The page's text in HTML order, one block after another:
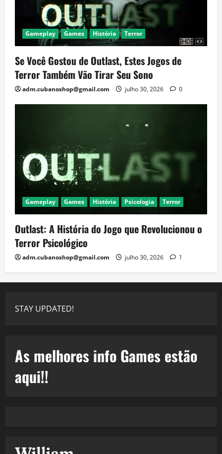
Gameplay Games História Terror
Se Você Gostou de Outlast, Estes Jogos de
Terror Também Vão Tirar Seu Sono
adm.cubanoshop@gmail.com julho 30, 2026 0
Gameplay Games História Psicologia Terror
Outlast: A História do Jogo que Revolucionou o
Terror Psicológico
adm.cubanoshop@gmail.com julho 30, 2026 1
STAY UPDATED!
As melhores info Games estão
aqui!!